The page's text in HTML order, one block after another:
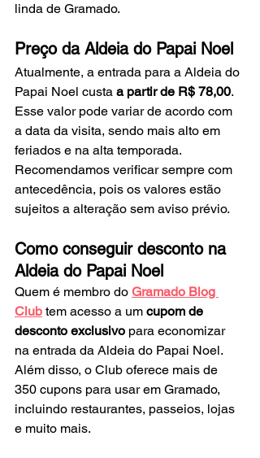
linda de Gramado.
Preço da Aldeia do Papai Noel
Atualmente, a entrada para a Aldeia do
Papai Noel custa a partir de R$ 78,00.
Esse valor pode variar de acordo com
a data da visita, sendo mais alto em
feriados e na alta temporada.
Recomendamos verificar sempre com
antecedência, pois os valores estão
sujeitos a alteração sem aviso prévio.
Como conseguir desconto na
Aldeia do Papai Noel
Quem é membro do Gramado Blog
Club tem acesso a um cupom de
desconto exclusivo para economizar
na entrada da Aldeia do Papai Noel.
Além disso, o Club oferece mais de
350 cupons para usar em Gramado,
incluindo restaurantes, passeios, lojas
e muito mais.